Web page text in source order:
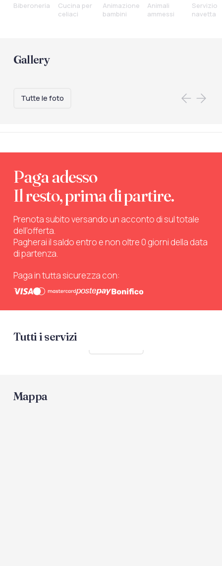
Biberoneria
Cucina per
celiaci
Animazione
bambini
Animali
ammessi
Servizio
navetta
Gallery
Tutte le foto
Paga adesso
Il resto, prima di partire.
Prenota subito versando un acconto di sul totale
dell’offerta.
Pagherai il saldo entro e non oltre 0 giorni della data
di partenza.
Paga in tutta sicurezza con:
Tutti i servizi
Mappa